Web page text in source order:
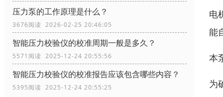
压力泵的工作原理是什么？
3676阅读 2026-02-25 20:46:05
智能压力校验仪的校准周期一般是多久？
5571阅读 2025-12-24 20:55:56
智能压力校验仪的校准报告应该包含哪些内容？
5395阅读 2025-12-24 20:55:25
电
能
本
为